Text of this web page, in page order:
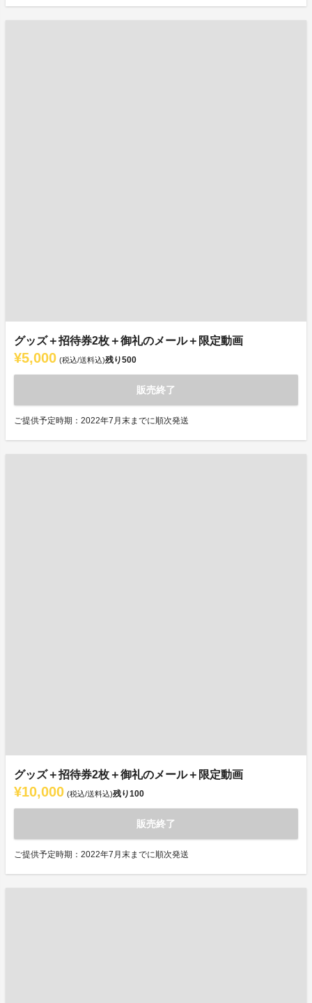
グッズ＋招待券2枚＋御礼のメール＋限定動画
¥5,000 (税込/送料込)残り500
販売終了
ご提供予定時期：2022年7月末までに順次発送
グッズ＋招待券2枚＋御礼のメール＋限定動画
¥10,000 (税込/送料込)残り100
販売終了
ご提供予定時期：2022年7月末までに順次発送